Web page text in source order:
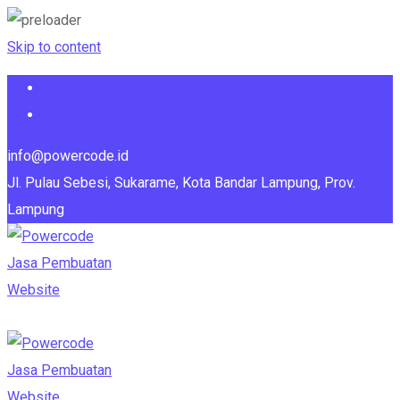
Skip to content
info@powercode.id
Jl. Pulau Sebesi, Sukarame, Kota Bandar Lampung, Prov.
Lampung